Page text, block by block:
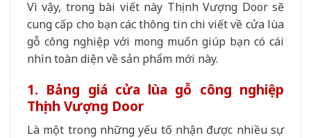
Vì vậy, trong bài viết này Thịnh Vượng Door sẽ
cung cấp cho bạn các thông tin chi viết về cửa lùa
gỗ công nghiệp với mong muốn giúp bạn có cái
nhìn toàn diện về sản phẩm mới này.
1. Bảng giá cửa lùa gỗ công nghiệp
Thịnh Vượng Door
Là một trong những yếu tố nhận được nhiều sự